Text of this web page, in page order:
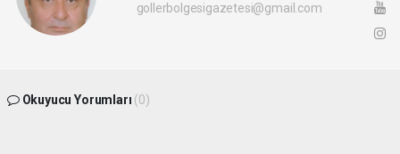
gollerbolgesigazetesi@gmail.com
Okuyucu Yorumları (0)